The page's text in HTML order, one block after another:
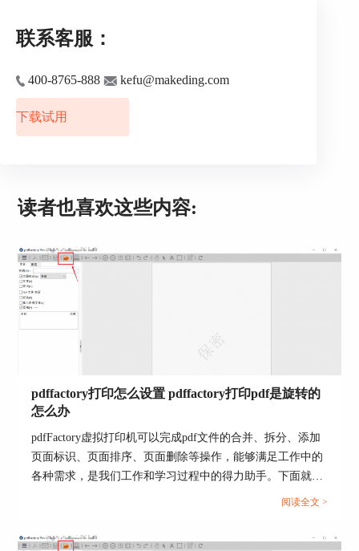
二、安全加密功能中启用PDF加密
安全加密功能面板来进一步提高PDF文件的安全
如图3所示，打开pdfFactory专业版左上角的侧边
图3：安全加密选项
如图4所示，在“安全加密”选项面板中，大家首先
能。
联系客服：
400-8765-888 kefu@makeding.com
下载试用
读者也喜欢这些内容:
pdffactory打印怎么设置 pdffactory打印pdf是旋转的
怎么办
pdfFactory虚拟打印机可以完成pdf文件的合并、拆分、添加
页面标识、页面排序、页面删除等操作，能够满足工作中的
各种需求，是我们工作和学习过程中的得力助手。下面就来
介绍一下pdffactory打印怎么设置，pdffactory打印pdf是旋转
阅读全文 >